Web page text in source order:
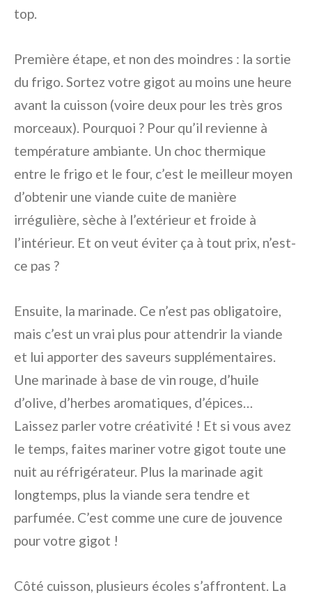
top.
Première étape, et non des moindres : la sortie
du frigo. Sortez votre gigot au moins une heure
avant la cuisson (voire deux pour les très gros
morceaux). Pourquoi ? Pour qu’il revienne à
température ambiante. Un choc thermique
entre le frigo et le four, c’est le meilleur moyen
d’obtenir une viande cuite de manière
irrégulière, sèche à l’extérieur et froide à
l’intérieur. Et on veut éviter ça à tout prix, n’est-
ce pas ?
Ensuite, la marinade. Ce n’est pas obligatoire,
mais c’est un vrai plus pour attendrir la viande
et lui apporter des saveurs supplémentaires.
Une marinade à base de vin rouge, d’huile
d’olive, d’herbes aromatiques, d’épices…
Laissez parler votre créativité ! Et si vous avez
le temps, faites mariner votre gigot toute une
nuit au réfrigérateur. Plus la marinade agit
longtemps, plus la viande sera tendre et
parfumée. C’est comme une cure de jouvence
pour votre gigot !
Côté cuisson, plusieurs écoles s’affrontent. La